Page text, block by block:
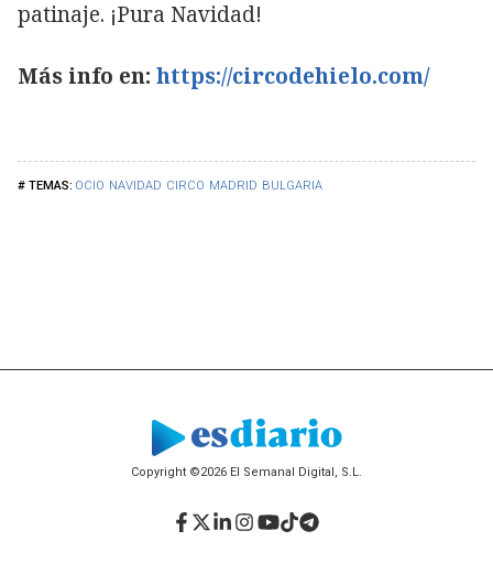
OCIO NAVIDAD CIRCO MADRID BULGARIA
patinaje. ¡Pura Navidad!
Más info en: https://circodehielo.com/
Copyright ©2026 El Semanal Digital, S.L.
Facebook
Twitter
LinkedIn
Instagram
YouTube
TikTok
Telegram